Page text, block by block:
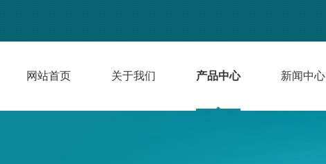
网站首页 关于我们 产品中心 新闻中心